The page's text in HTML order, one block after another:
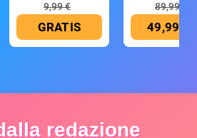
9,99 €
GRATIS
89,99 €
49,99 €
redazione